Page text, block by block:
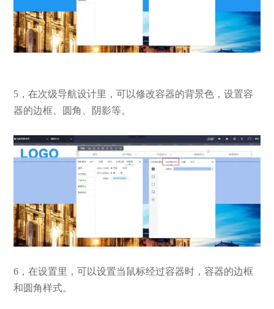
5，在次级导航设计里，可以修改容器的背景色，设置容
器的边框、圆角、阴影等。
6，在设置里，可以设置当鼠标经过容器时，容器的边框
和圆角样式。